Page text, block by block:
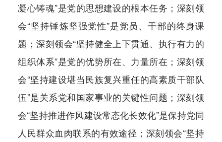
凝心铸魂”是党的思想建设的根本任务；深刻领
会“坚持锤炼坚强党性”是党员、干部的终身课
题；深刻领会“坚持健全上下贯通、执行有力的
组织体系”是党的优势所在、力量所在；深刻领
会“坚持建设堪当民族复兴重任的高素质干部队
伍”是关系党和国家事业的关键性问题；深刻领
会“坚持推进作风建设常态化长效化”是保持党同
人民群众血肉联系的有效途径；深刻领会“坚持